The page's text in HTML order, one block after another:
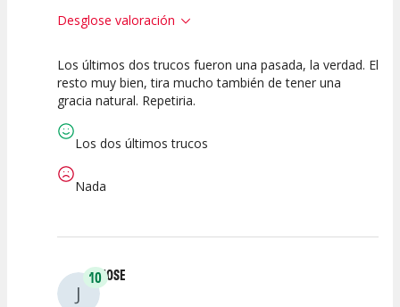
Desglose valoración
10
Calidad del
10
Puesta en
10
Los últimos dos trucos fueron una pasada, la verdad. El
resto muy bien, tira mucho también de tener una
gracia natural. Repetiria.
Los dos últimos trucos
Nada
J
10JOSE